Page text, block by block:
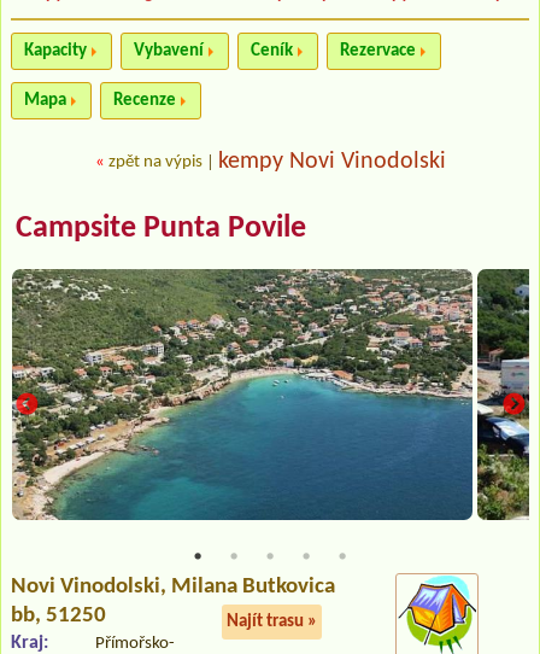
Kapacity Vybavení Ceník Rezervace
Mapa Recenze
« zpět na výpis kempy Novi Vinodolski
Campsite Punta Povile
Novi Vinodolski, Milana Butkovica
bb, 51250
Najít trasu »
Kraj:
Přímořsko-